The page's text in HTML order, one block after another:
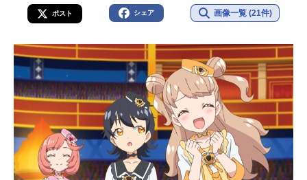
ポスト シェア 画像一覧 (21件)